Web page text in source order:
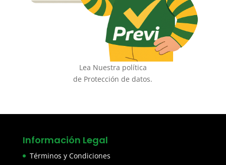
Lea Nuestra política
de Protección de datos.
Información Legal
Términos y Condiciones